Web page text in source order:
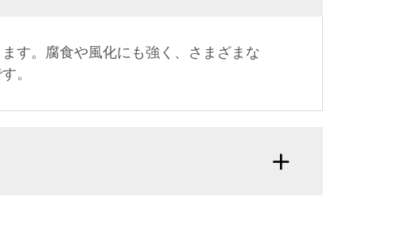
す。腐食や風化にも強く、さまざまな
。